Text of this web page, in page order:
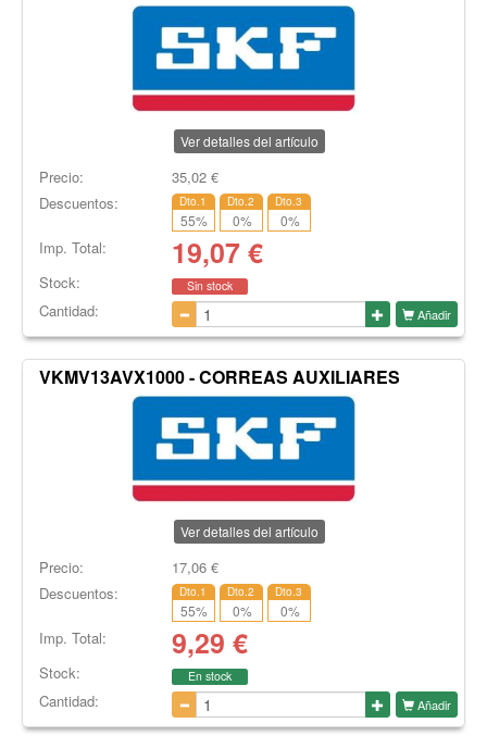
Ver detalles del artículo
Precio: 35,02€
Descuentos:
Dto.1
55%
Dto.2
0%
Dto.3
0%
Imp. Total: 19,07€
Stock: Sin stock
Cantidad: Añadir
VKMV13AVX1000 - CORREAS AUXILIARES
Ver detalles del artículo
Precio: 17,06€
Descuentos:
Dto.1
55%
Dto.2
0%
Dto.3
0%
Imp. Total: 9,29 €
Stock: En stock
Cantidad: Añadir